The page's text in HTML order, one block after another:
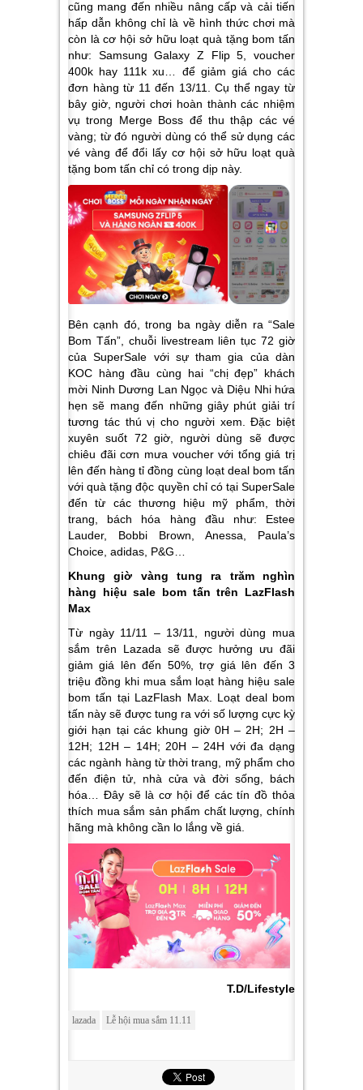
cũng mang đến nhiều nâng cấp và cải tiến
hấp dẫn không chỉ là về hình thức chơi mà
còn là cơ hội sở hữu loạt quà tặng bom tấn
như: Samsung Galaxy Z Flip 5, voucher
400k hay 111k xu… để giảm giá cho các
đơn hàng từ 11 đến 13/11. Cụ thể ngay từ
bây giờ, người chơi hoàn thành các nhiệm
vụ trong Merge Boss để thu thập các vé
vàng; từ đó người dùng có thể sử dụng các
vé vàng để đổi lấy cơ hội sở hữu loạt quà
tặng bom tấn chỉ có trong dịp này.
Bên cạnh đó, trong ba ngày diễn ra “Sale
Bom Tấn”, chuỗi livestream liên tục 72 giờ
của SuperSale với sự tham gia của dàn
KOC hàng đầu cùng hai “chị đẹp” khách
mời Ninh Dương Lan Ngọc và Diệu Nhi hứa
hẹn sẽ mang đến những giây phút giải trí
tương tác thú vị cho người xem. Đặc biệt
xuyên suốt 72 giờ, người dùng sẽ được
chiêu đãi cơn mưa voucher với tổng giá trị
lên đến hàng tỉ đồng cùng loạt deal bom tấn
với quà tặng độc quyền chỉ có tại SuperSale
đến từ các thương hiệu mỹ phẩm, thời
trang, bách hóa hàng đầu như: Estee
Lauder, Bobbi Brown, Anessa, Paula’s
Choice, adidas, P&G…
Khung giờ vàng tung ra trăm nghìn
hàng hiệu sale bom tấn trên LazFlash
Max
Từ ngày 11/11 – 13/11, người dùng mua
sắm trên Lazada sẽ được hưởng ưu đãi
giảm giá lên đến 50%, trợ giá lên đến 3
triệu đồng khi mua sắm loạt hàng hiệu sale
bom tấn tại LazFlash Max. Loạt deal bom
tấn này sẽ được tung ra với số lượng cực kỳ
giới hạn tại các khung giờ 0H – 2H; 2H –
12H; 12H – 14H; 20H – 24H với đa dạng
các ngành hàng từ thời trang, mỹ phẩm cho
đến điện tử, nhà cửa và đời sống, bách
hóa… Đây sẽ là cơ hội để các tín đồ thỏa
thích mua sắm sản phẩm chất lượng, chính
hãng mà không cần lo lắng về giá.
T.D/Lifestyle
lazada Lễ hội mua sắm 11.11